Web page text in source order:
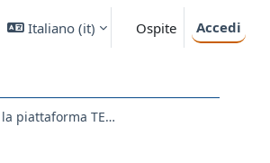
Italiano ‎(it)‎ Ospite Accedi
La lezione del 16/05 verrà svolta tramite la piattaforma TEAMS